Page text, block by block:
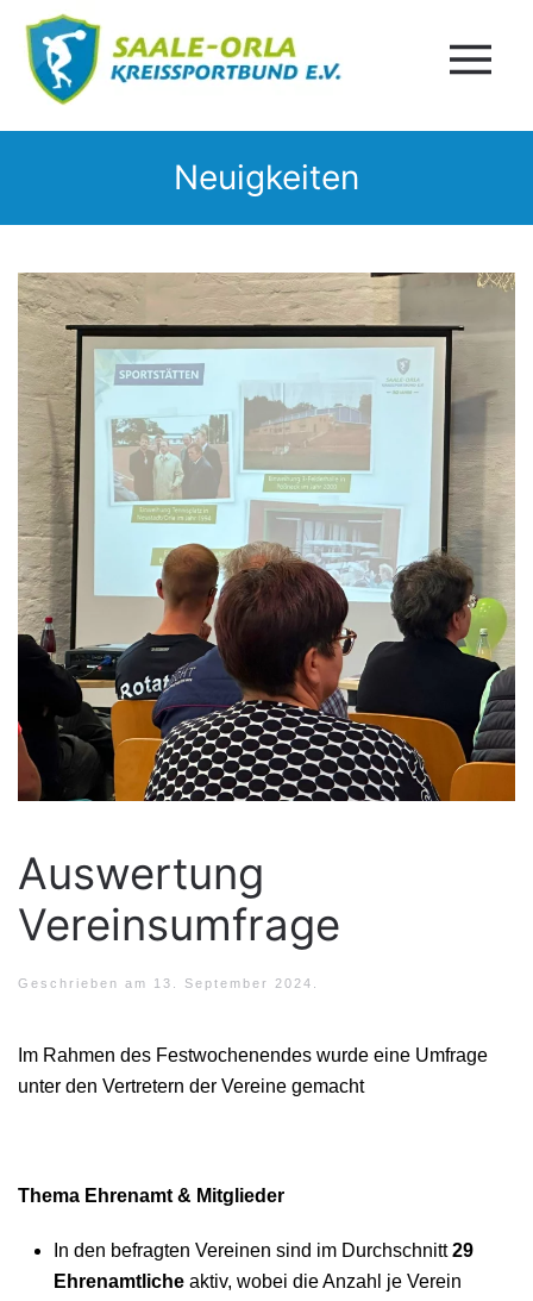
Neuigkeiten
Auswertung
Vereinsumfrage
Geschrieben am 13. September 2024
Im Rahmen des Festwochenendes wurde eine Umfrage
unter den Vertretern der Vereine gemacht
Thema Ehrenamt & Mitglieder
In den befragten Vereinen sind im Durchschnitt29
Ehrenamtliche aktiv, wobei die Anzahl je Verein